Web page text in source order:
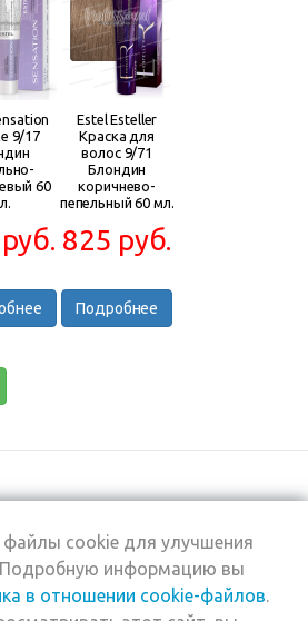
9/17
60
Estel Esteller
Краска для
волос 9/71
Блондин
коричнево-
пепельный 60 мл.
825 руб.
Подробнее
Компания
cookie для улучшения
Подробную информацию вы
в отношении cookie-файлов.